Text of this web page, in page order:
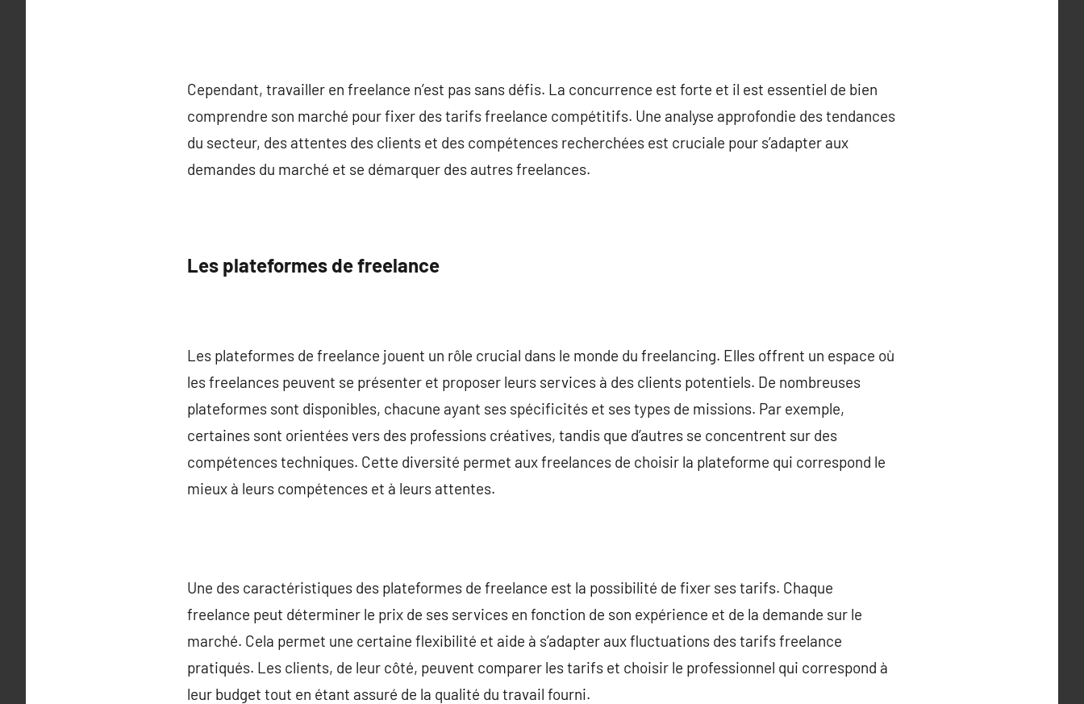
Cependant, travailler en freelance n’est pas sans défis. La concurrence est forte et il est essentiel de bien
comprendre son marché pour fixer des tarifs freelance compétitifs. Une analyse approfondie des tendances
du secteur, des attentes des clients et des compétences recherchées est cruciale pour s’adapter aux
demandes du marché et se démarquer des autres freelances.
Les plateformes de freelance
Les plateformes de freelance jouent un rôle crucial dans le monde du freelancing. Elles offrent un espace où
les freelances peuvent se présenter et proposer leurs services à des clients potentiels. De nombreuses
plateformes sont disponibles, chacune ayant ses spécificités et ses types de missions. Par exemple,
certaines sont orientées vers des professions créatives, tandis que d’autres se concentrent sur des
compétences techniques. Cette diversité permet aux freelances de choisir la plateforme qui correspond le
mieux à leurs compétences et à leurs attentes.
Une des caractéristiques des plateformes de freelance est la possibilité de fixer ses tarifs. Chaque
freelance peut déterminer le prix de ses services en fonction de son expérience et de la demande sur le
marché. Cela permet une certaine flexibilité et aide à s’adapter aux fluctuations des tarifs freelance
pratiqués. Les clients, de leur côté, peuvent comparer les tarifs et choisir le professionnel qui correspond à
leur budget tout en étant assuré de la qualité du travail fourni.